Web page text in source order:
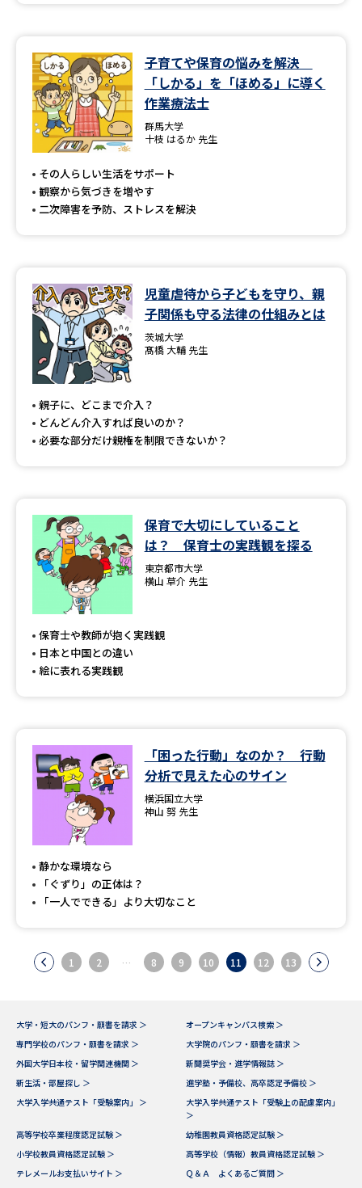
子育てや保育の悩みを解決
「しかる」を「ほめる」に導く
作業療法士
群馬大学
十枝 はるか 先生
その人らしい生活をサポート
観察から気づきを増やす
二次障害を予防、ストレスを解決
児童虐待から子どもを守り、親
子関係も守る法律の仕組みとは
茨城大学
髙橋 大輔 先生
親子に、どこまで介入？
どんどん介入すれば良いのか？
必要な部分だけ親権を制限できないか？
保育で大切にしていること
は？ 保育士の実践観を探る
東京都市大学
横山 草介 先生
保育士や教師が抱く実践観
日本と中国との違い
絵に表れる実践観
「困った行動」なのか？ 行動
分析で見えた心のサイン
横浜国立大学
神山 努 先生
静かな環境なら
「ぐずり」の正体は？
「一人でできる」より大切なこと
1 2 … 8 9 10 11 12 13
大学・短大のパンフ・願書を請求 ＞
オープンキャンパス検索 ＞
専門学校のパンフ・願書を請求 ＞
大学院のパンフ・願書を請求 ＞
外国大学日本校・留学関連機関 ＞
新聞奨学会・進学情報誌 ＞
新生活・部屋探し ＞
進学塾・予備校、高卒認定予備校 ＞
大学入学共通テスト「受験案内」 ＞
大学入学共通テスト「受験上の配慮案内」
＞
高等学校卒業程度認定試験 ＞
幼稚園教員資格認定試験 ＞
小学校教員資格認定試験 ＞
高等学校（情報）教員資格認定試験 ＞
テレメールお支払いサイト ＞
Ｑ＆Ａ よくあるご質問 ＞